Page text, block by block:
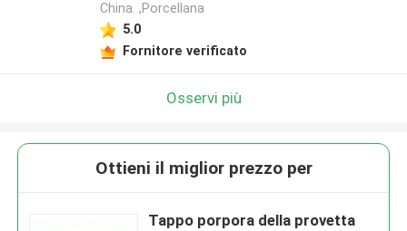
China. ,Porcellana
5.0
Fornitore verificato
Osservi più
Ottieni il miglior prezzo per
Tappo porpora della provetta